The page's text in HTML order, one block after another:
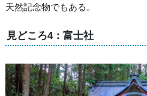
天然記念物でもある。
見どころ4：富士社